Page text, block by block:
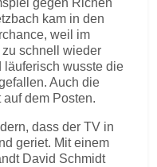
gegen Richen
kam in den
weil im
schnell wieder
läuferisch wusste die
Auch die
dem Posten.
dass der TV in
geriet. Mit einem
David Schmidt